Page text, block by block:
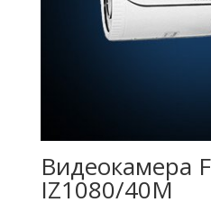
Видеокамера
IZ1080/40M